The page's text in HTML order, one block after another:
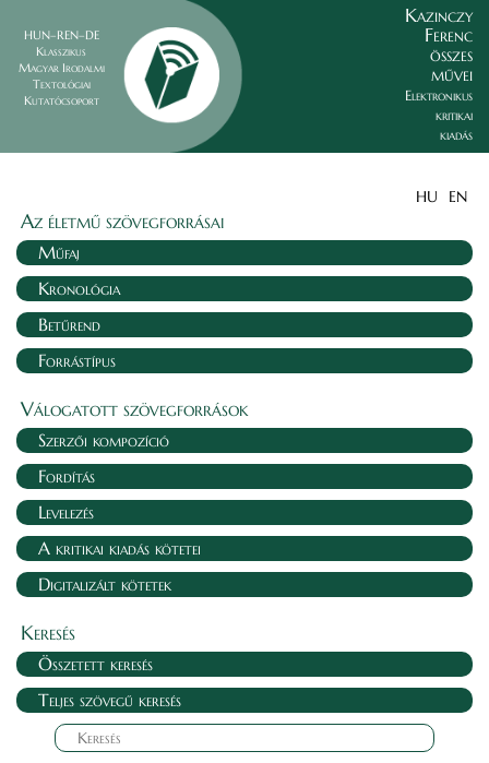
HUN–REN–DE
Klasszikus
Magyar Irodalmi
Textológiai
Kutatócsoport
Kazinczy
Ferenc
összes
művei
Elektronikus
kritikai
kiadás
HU EN
Az életmű szövegforrásai
Műfaj
Kronológia
Betűrend
Forrástípus
Válogatott szövegforrások
Szerzői kompozíció
Fordítás
Levelezés
A kritikai kiadás kötetei
Digitalizált kötetek
Keresés
Összetett keresés
Teljes szövegű keresés